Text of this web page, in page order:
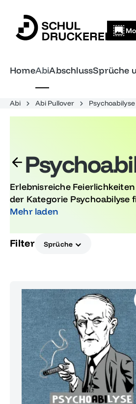
HomeAbiAbschlussSprüche
Abi Abi Pullover Psychoabilyse
Erlebnisreiche
der Kategorie Psychoabilyse
deinen besonderen Anlass
Mehr laden
Filter Sprüche